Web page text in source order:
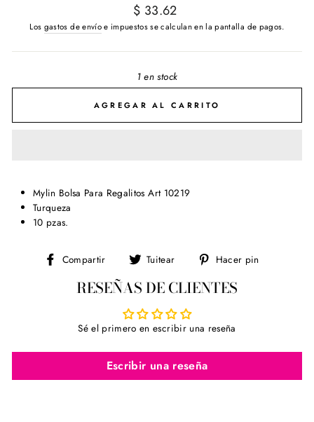
Precio
habitual
$ 33.62
Los gastos de envíoe impuestos se calculan en la pantalla de pagos.
1 en stock
AGREGAR AL CARRITO
Mylin Bolsa Para Regalitos Art 10219
Turqueza
10 pzas.
Compartir
Compartir
Facebook
Tuitear
Tuitear
Twitter
Hacer pin
RESEÑAS DE CLIENTES
Sé el primero en escribir una reseña
Escribir una reseña